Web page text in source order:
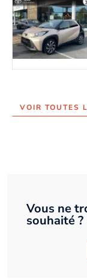
VOIR TOUTES
Vous ne
souhaité ?